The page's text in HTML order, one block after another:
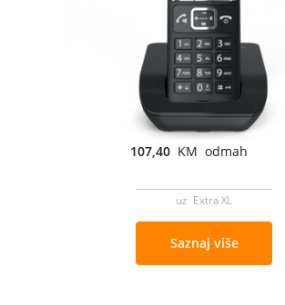
107,40 KM odmah
uz Extra XL
Saznaj više